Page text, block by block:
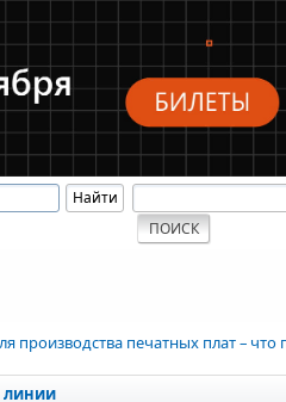
печатных плат – что
линии